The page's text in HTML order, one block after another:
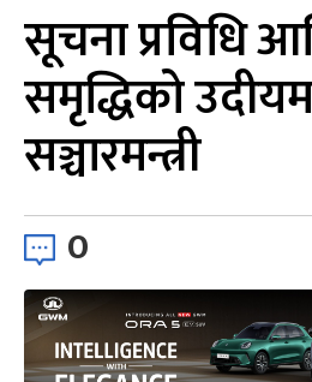
सूचना प्रविधि
समृद्धिको
सञ्चारमन्त्री
0